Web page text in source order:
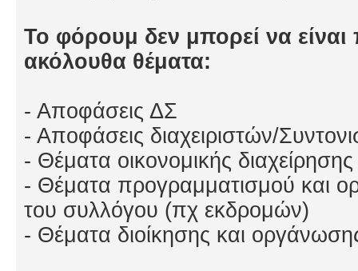
Το φόρουμ δεν μπορεί να είναι
ακόλουθα θέματα:
- Αποφάσεις ΔΣ
- Αποφάσεις διαχειριστών/
- Θέματα οικονομικής διαχείρησης
- Θέματα προγραμματισμού και
του συλλόγου (πχ εκδρομών)
- Θέματα διοίκησης και